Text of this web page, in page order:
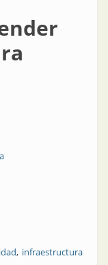
infraestructura